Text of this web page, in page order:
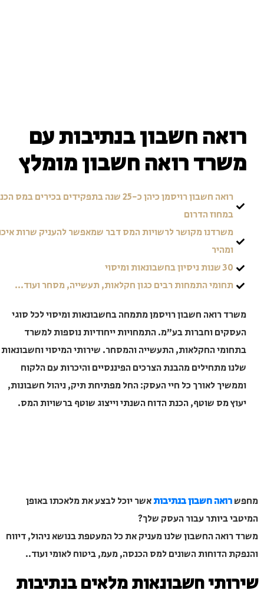
חשבון בנתיבות עם
רואה חשבון מומלץ
רואה חשבון רויסמן כיהן כ-25 שנה בתפקידים בכירים במס הכנסה
במחוז הדרום
משרדנו מקושר לרשויות המס דבר שמאפשר להעניק שרות איכותי
תחומי התמחות רבים כגון חקלאות, תעשייה, מסחר ועוד...
רואה חשבון רויסמן מתמחה בחשבונאות ומיסוי לכל סוגי
וחברות בע"מ. התמחויות ייחודיות נוספות למשרד
החקלאות, התעשייה והמסחר. שירותי המיסוי וחשבונאות
מתחילים מהבנת הצרכים הפיננסיים והיכרות עם הלקוח
לאורך כל חיי העסק: החל מפתיחת תיק, ניהול חשבונות,
מס שוטף, הכנת הדוח השנתי וייצוג שוטף ברשויות המס.
רואה חשבון בנתיבותאשר יוכל לבצע את מלאכתו באופן
ביותר עבור העסק שלך?
החשבון שלנו מעניק את כל המעטפת בנושא ניהול, דיווח
הדוחות השונים למס הכנסה, מעמ, ביטוח לאומי ועוד..
חשבונאות מלאים בנתיבות